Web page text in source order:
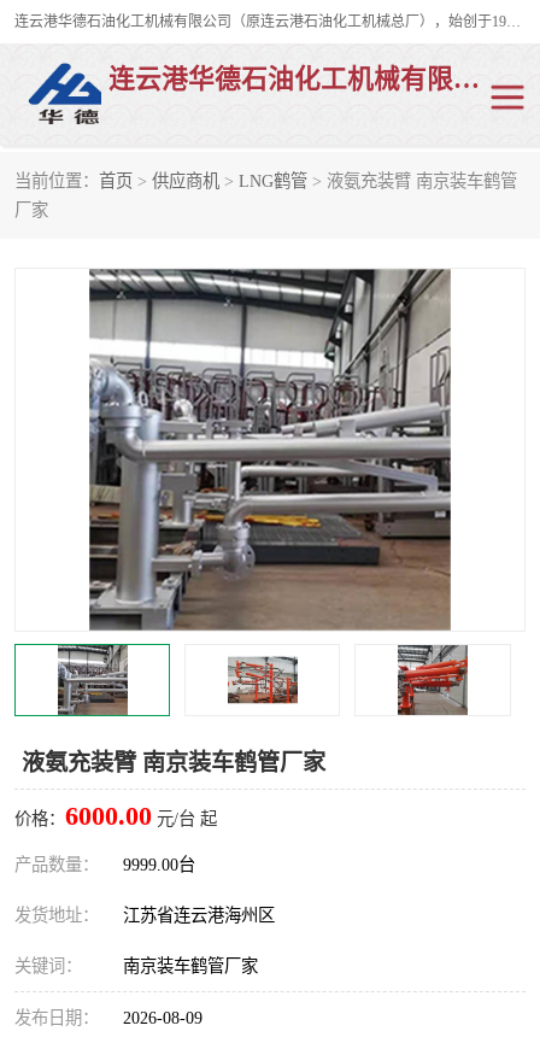
连云港华德石油化工机械有限公司（原连云港石油化工机械总厂），始创于1982年，是从事码头船用流体装卸臂、陆用流体装卸臂（鹤管）、活动梯、钢构平台、定量装车系统等全系列流体装卸设备的设计、制造、销售以及服务的专业供应商。
连云港华德石油化工机械有限公司
当前位置： 首页 > 供应商机 > LNG鹤管 > 液氨充装臂 南京装车鹤管
厂家
液氨充装臂 南京装车鹤管厂家
价格： 6000.00 元/台 起
产品数量： 9999.00台
发货地址： 江苏省连云港海州区
关键词： 南京装车鹤管厂家
发布日期： 2026-08-09
陆用流体装卸臂
液氨鹤管 液氯鹤管
活动梯
平台栈桥 卸车鹤管
装车鹤管 输油臂
紧急脱离干式接头 火车鹤管
汽车鹤管 顶部鹤管
底部鹤管
浮动出油装置 鹤管